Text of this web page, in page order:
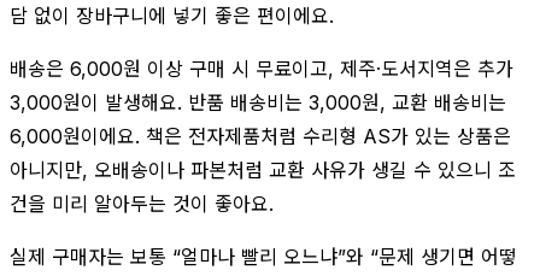
담 없이 장바구니에 넣기 좋은 편이에요.
배송은 6,000원 이상 구매 시 무료이고, 제주·도서지역은 추가
3,000원이 발생해요. 반품 배송비는 3,000원, 교환 배송비는
6,000원이에요. 책은 전자제품처럼 수리형 AS가 있는 상품은
아니지만, 오배송이나 파본처럼 교환 사유가 생길 수 있으니 조
건을 미리 알아두는 것이 좋아요.
실제 구매자는 보통 “얼마나 빨리 오느냐”와 “문제 생기면 어떻